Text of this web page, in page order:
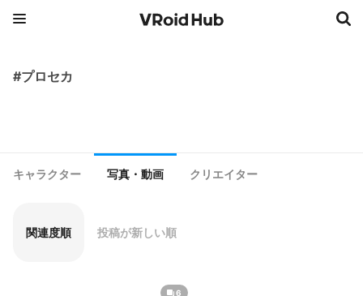
#プロセカ
キャラクター 写真・動画 クリエイター
関連度順 投稿が新しい順
6